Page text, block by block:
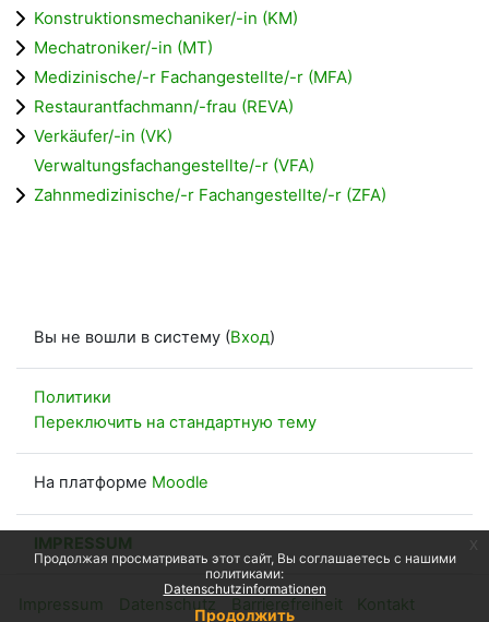
Продолжая просматривать этот сайт, Вы соглашаетесь с нашими
политиками:
Datenschutzinformationen
Продолжить
Konstruktionsmechaniker/-in (KM)
Mechatroniker/-in (MT)
Medizinische/-r Fachangestellte/-r (MFA)
Restaurantfachmann/-frau (REVA)
Verkäufer/-in (VK)
Verwaltungsfachangestellte/-r (VFA)
Zahnmedizinische/-r Fachangestellte/-r (ZFA)
Вы не вошли в систему (Вход)
Политики
Переключить на стандартную тему
На платформе Moodle
IMPRESSUM
Impressum Datenschutz Barrierefreiheit Kontakt